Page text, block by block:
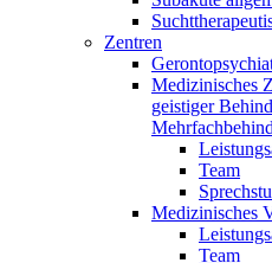
Zentren
Medizinisches
geistiger
Team
Medizinisches
Team